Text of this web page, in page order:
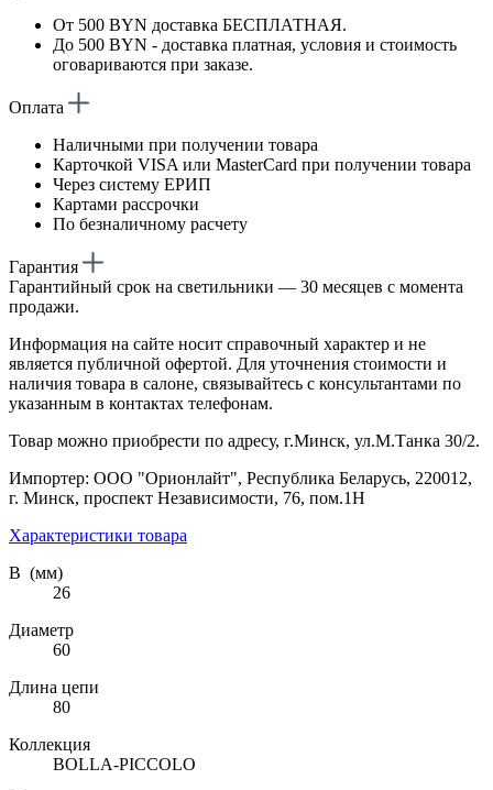
От 500 BYN доставка БЕСПЛАТНАЯ.
До 500 BYN - доставка платная, условия и стоимость
оговариваются при заказе.
Оплата
Наличными при получении товара
Карточкой VISA или MasterCard при получении товара
Через систему ЕРИП
Картами рассрочки
По безналичному расчету
Гарантия
Гарантийный срок на светильники — 30 месяцев с момента
продажи.
Информация на сайте носит справочный характер и не
является публичной офертой. Для уточнения стоимости и
наличия товара в салоне, связывайтесь с консультантами по
указанным в контактах телефонам.
Товар можно приобрести по адресу, г.Минск, ул.М.Танка 30/2.
Импортер: ООО "Орионлайт", Республика Беларусь, 220012,
г. Минск, проспект Независимости, 76, пом.1Н
Характеристики товара
В (мм)
26
Диаметр
60
Длина цепи
80
Коллекция
BOLLA-PICCOLO